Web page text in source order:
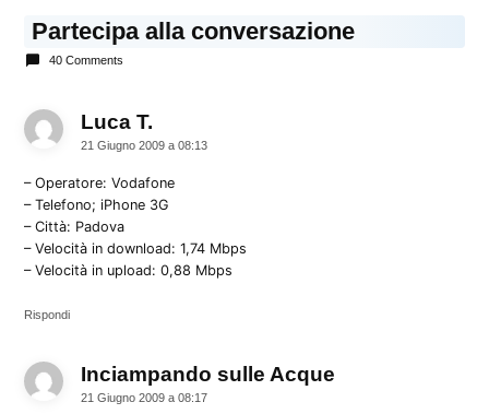
Partecipa alla conversazione
40 Comments
Luca T.
21 Giugno 2009 a 08:13
– Operatore: Vodafone
– Telefono; iPhone 3G
– Città: Padova
– Velocità in download: 1,74 Mbps
– Velocità in upload: 0,88 Mbps
Rispondi
Inciampando sulle Acque
21 Giugno 2009 a 08:17